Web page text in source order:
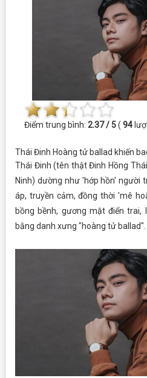
Điểm trung bình: 2.37 / 5( 94
Thái Đinh Hoàng tử ballad khiến
Thái Đinh (tên thật Đinh Hồng
Ninh) dường như 'hớp hồn' người
áp, truyền cảm, đồng thời 'mê
bồng bềnh, gương mặt điển trai,
bằng danh xưng "hoàng tử ballad".